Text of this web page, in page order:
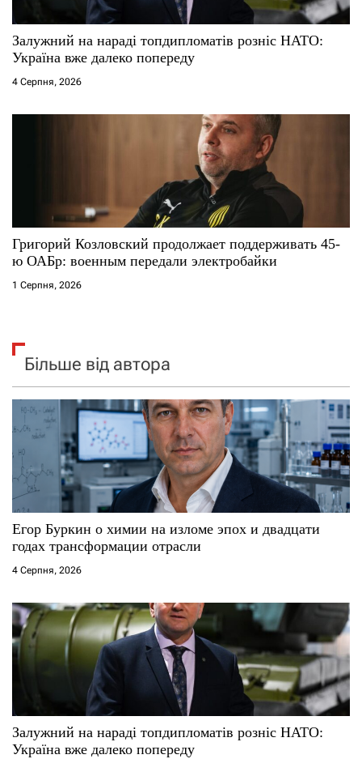
Залужний на нараді топдипломатів розніс НАТО:
Україна вже далеко попереду
4 Серпня, 2026
Григорий Козловский продолжает поддерживать 45-
ю ОАБр: военным передали электробайки
1 Серпня, 2026
Більше від автора
Егор Буркин о химии на изломе эпох и двадцати
годах трансформации отрасли
4 Серпня, 2026
Залужний на нараді топдипломатів розніс НАТО:
Україна вже далеко попереду